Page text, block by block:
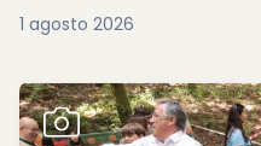
1 agosto 2026